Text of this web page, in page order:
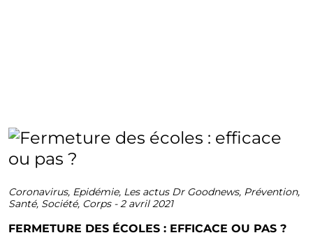
Coronavirus, Epidémie, Les actus Dr Goodnews, Prévention,
Santé, Société, Corps-2 avril 2021
FERMETURE DES ÉCOLES : EFFICACE OU PAS ?